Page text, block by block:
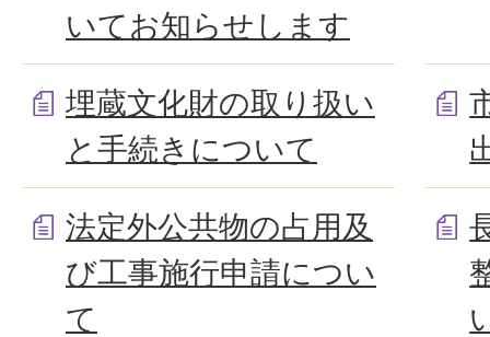
いてお知らせします
埋蔵文化財の取り扱い
と手続きについて
法定外公共物の占用及
び工事施行申請につい
て